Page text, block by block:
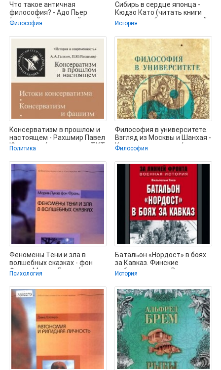
Что такое античная
философия? - Адо Пьер
(хороший книги онлайн
бесплатно .txt,
Философия
Сибирь в сердце японца -
Кюдзо Като (читать книги
полностью без сокращений
TXT,
История
Консерватизм в прошлом и
настоящем - Рахшмир Павел
Юхимович (книга жизни .TXT,
Политика
Философия в университете.
Взгляд из Москвы и Шанхая -
Коллектив авторов (книги
Философия
Феномены Тени и зла в
волшебных сказках - фон
Франц Мария-Луиза (полные
Психология
Батальон «Нордост» в боях
за Кавказ. Финские
добровольцы на Восточном
фронте.
История